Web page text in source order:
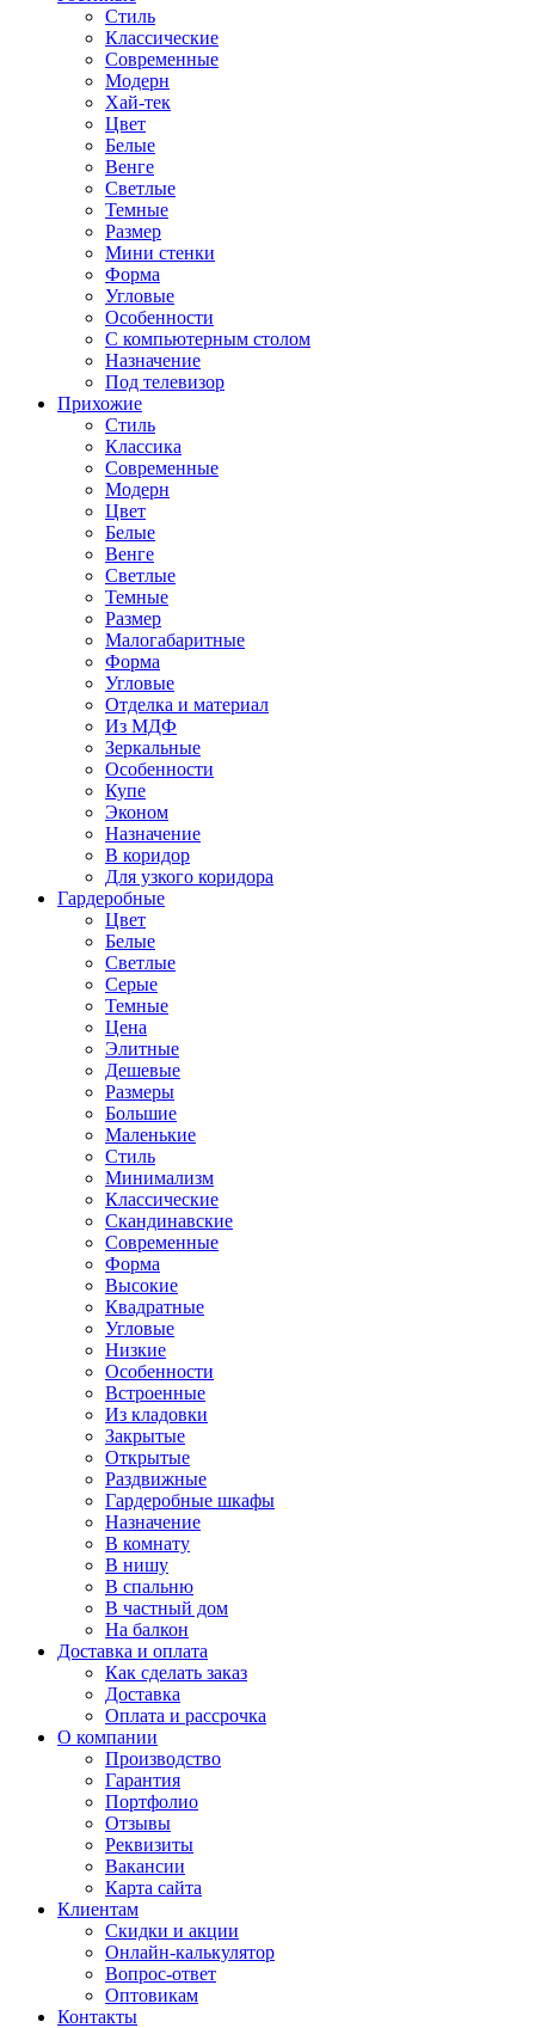
Стиль
Классические
Современные
Модерн
Хай-тек
Цвет
Белые
Венге
Светлые
Темные
Размер
Мини стенки
Форма
Угловые
Особенности
С компьютерным столом
Назначение
Под телевизор
Прихожие
Стиль
Классика
Современные
Модерн
Цвет
Белые
Венге
Светлые
Темные
Размер
Малогабаритные
Форма
Угловые
Отделка и материал
Из МДФ
Зеркальные
Особенности
Купе
Эконом
Назначение
В коридор
Для узкого коридора
Гардеробные
Цвет
Белые
Светлые
Серые
Темные
Цена
Элитные
Дешевые
Размеры
Большие
Маленькие
Стиль
Минимализм
Классические
Скандинавские
Современные
Форма
Высокие
Квадратные
Угловые
Низкие
Особенности
Встроенные
Из кладовки
Закрытые
Открытые
Раздвижные
Гардеробные шкафы
Назначение
В комнату
В нишу
В спальню
В частный дом
На балкон
Доставка и оплата
Как сделать заказ
Доставка
Оплата и рассрочка
О компании
Производство
Гарантия
Портфолио
Отзывы
Реквизиты
Вакансии
Карта сайта
Клиентам
Скидки и акции
Онлайн-калькулятор
Вопрос-ответ
Оптовикам
Контакты